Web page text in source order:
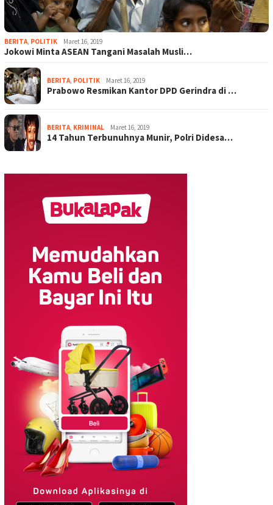
BERITA, POLITIK Maret 16, 2019
Jokowi Minta ASEAN Tangani Masalah Musli…
BERITA, POLITIK Maret 16, 2019
Prabowo Resmikan Kantor DPD Gerindra di …
BERITA, KRIMINAL Maret 16, 2019
14 Tahun Terbunuhnya Munir, Polri Didesa…